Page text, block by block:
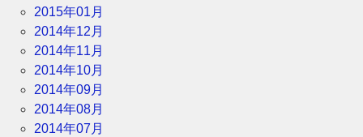
2015年01月
2014年12月
2014年11月
2014年10月
2014年09月
2014年08月
2014年07月